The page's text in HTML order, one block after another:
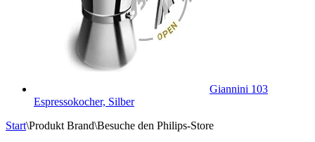
Giannini 103
Espressokocher, Silber
Start\Produkt Brand\Besuche den Philips-Store